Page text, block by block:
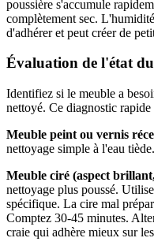
poussière s'accumule
complètement sec.
d'adhérer et peut créer de
Évaluation de l'état
Identifiez si le meuble a
nettoyé. Ce diagnostic
Meuble peint ou vernis
nettoyage simple à l'eau
Meuble ciré (aspect
nettoyage plus poussé.
spécifique. La cire mal
Comptez 30-45 minutes.
craie qui adhère mieux sur